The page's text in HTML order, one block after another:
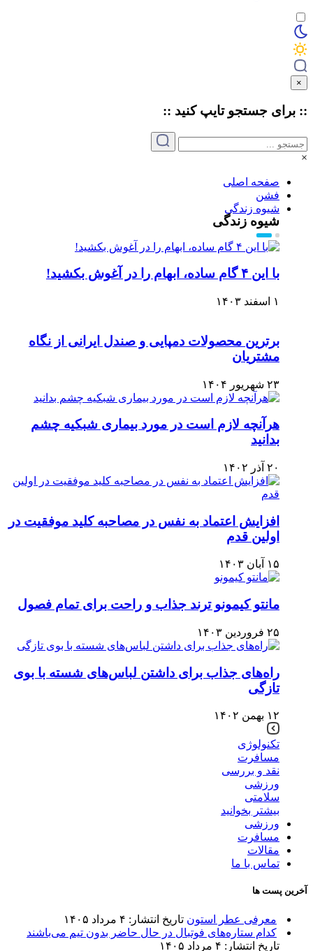
×
:: برای جستجو تایپکنید ::
×
صفحه اصلی
فشن
شیوه زندگی
شیوه زندگی
با این ۴ گام ساده، ابهام را در آغوش بکشید!
۱ اسفند ۱۴۰۳
برترین محصولات دمپایی و صندل ایرانی از نگاه
مشتریان
۲۳ شهریور ۱۴۰۴
هرآنچه لازم است در مورد بیماری شبکیه چشم
بدانید
۲۰ آذر ۱۴۰۲
افزایش اعتماد به نفس در مصاحبه کلید موفقیت در
اولین قدم
۱۵ آبان ۱۴۰۳
مانتو کیمونو ترند جذاب و راحت برای تمام فصول
۲۵ فروردین ۱۴۰۳
راه‌های جذاب برای داشتن لباس‌های شسته با بوی
تازگی
۱۲ بهمن ۱۴۰۲
تکنولوژی
مسافرت
نقد و بررسی
ورزشی
سلامتی
بیشتر بخوانید
ورزشی
مسافرت
مقالات
تماس با ما
آخرین پست ها
معرفی عطر استون تاریخ انتشار: ۴ مرداد ۱۴۰۵
کدام ستاره‌های فوتبال در حال حاضر بدون تیم می‌باشند
تاریخ انتشار: ۴ مرداد ۱۴۰۵